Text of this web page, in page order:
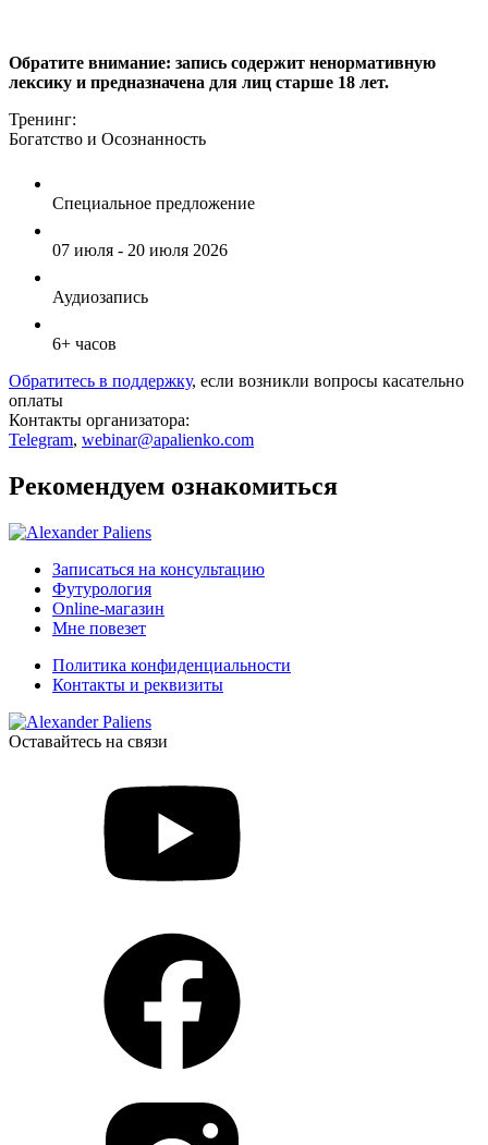
Обратите внимание: запись содержит ненормативную
лексику и предназначена для лиц старше 18 лет.
Тренинг:
Богатство и Осознанность
Специальное предложение
07 июля - 20 июля 2026
Аудиозапись
6+ часов
Обратитесь в поддержку, если возникли вопросы касательно
оплаты
Контакты организатора:
Telegram, webinar@apalienko.com
Рекомендуем ознакомиться
Записаться на консультацию
Футурология
Online-магазин
Мне повезет
Политика конфиденциальности
Контакты и реквизиты
Оставайтесь на связи